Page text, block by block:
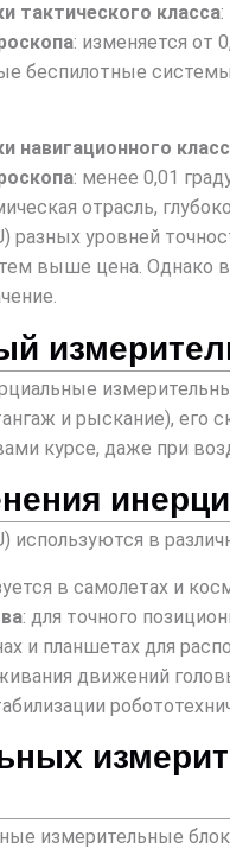
тактического класса:
: изменяется от
беспилотные
навигационного
: менее 0,01
отрасль,
уровней
выше цена. Однако
и рыскание),
курсе, даже при
в
в самолетах и
: для точного
и планшетах для
движений
измерительные